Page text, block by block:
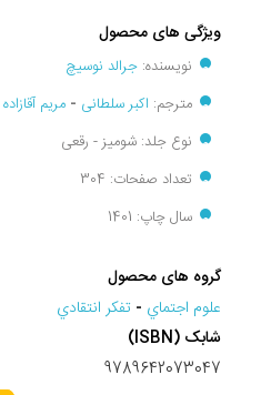
ویژگی های محصول
نویسنده: جرالد نوسیچ
مترجم: اکبر سلطانی - مریم آقازاده
نوع جلد: شومیز - رقعی
تعداد صفحات: 304
سال چاپ: 1401
گروه های محصول
علوم اجتماي - تفکر انتقادي
شابک (ISBN)
9789642073047